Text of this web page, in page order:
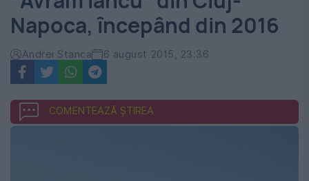
Napoca, începând din 2016
Andrei Stanca 6 august 2015, 23:36
COMENTEAZĂ ȘTIREA